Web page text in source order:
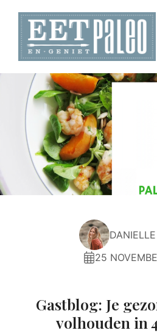
content
25
Gastblog: Je
volhouden in